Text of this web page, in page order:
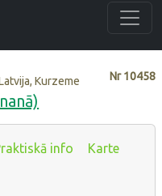
Nr10458
Kurzeme
info Karte